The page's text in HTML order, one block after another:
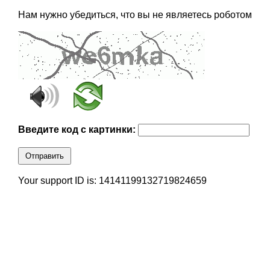
Нам нужно убедиться, что вы не являетесь роботом
Введите код с картинки:
Отправить
Your support ID is: 14141199132719824659